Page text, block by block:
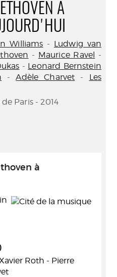
À
Williams - Ludwig van
- Maurice Ravel -
- Leonard Bernstein
-Adèle Charvet - Les
Paris - 2014
à
Roth - Pierre